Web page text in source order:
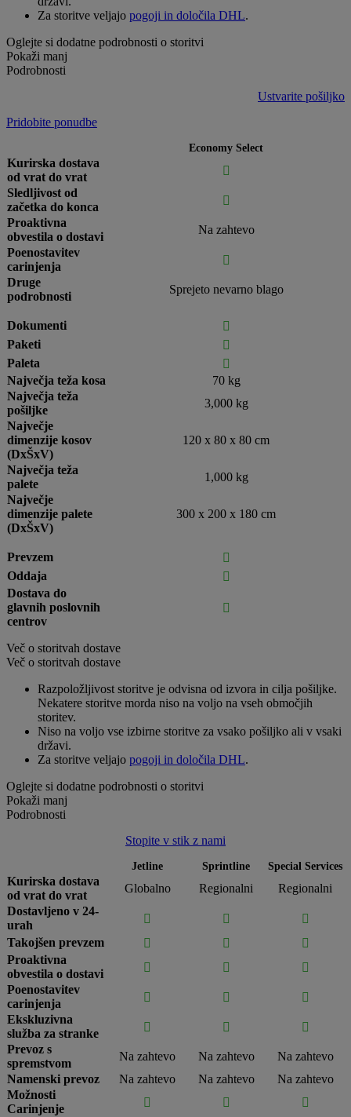
Za storitve veljajo pogoji in določila DHL.
Oglejte si dodatne podrobnosti o storitvi
Pokaži manj
Podrobnosti
Ustvarite pošiljko
Pridobite ponudbe
Economy Select
Kurirska dostava
od vrat do vrat

Sledljivost od
začetka do konca

Proaktivna
obvestila o dostavi
Na zahtevo
Poenostavitev
carinjenja

Druge
podrobnosti
Sprejeto nevarno blago
Dokumenti

Paketi

Paleta

Največja teža kosa
70 kg
Največja teža
pošiljke
3,000 kg
Največje
dimenzije kosov
(DxŠxV)
120 x 80 x 80 cm
Največja teža
palete
1,000 kg
Največje
dimenzije palete
(DxŠxV)
300 x 200 x 180 cm
Prevzem

Oddaja

Dostava do
glavnih poslovnih
centrov

Več o storitvah dostave
Več o storitvah dostave
Razpoložljivost storitve je odvisna od izvora in cilja pošiljke.
Nekatere storitve morda niso na voljo na vseh območjih
storitev.
Niso na voljo vse izbirne storitve za vsako pošiljko ali v vsaki
državi.
Za storitve veljajo pogoji in določila DHL.
Oglejte si dodatne podrobnosti o storitvi
Pokaži manj
Podrobnosti
Stopite v stik z nami
Jetline Sprintline Special Services
Kurirska dostava
od vrat do vrat
Globalno Regionalni
Regionalni
Dostavljeno v 24-
urah
 

Takojšen prevzem
 

Proaktivna
obvestila o dostavi
 

Poenostavitev
carinjenja
 

Ekskluzivna
služba za stranke
 

Prevoz s
spremstvom
Na zahtevo Na zahtevo
Na zahtevo
Namenski prevoz
Na zahtevo Na zahtevo
Na zahtevo
Možnosti
Carinjenje
 
